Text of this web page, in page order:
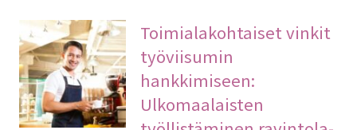
Toimialakohtaiset vinkit
työviisumin
hankkimiseen:
Ulkomaalaisten